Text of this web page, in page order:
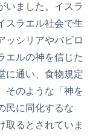
いました。イスラ
スラエル社会で生
ッシリアやバビロ
エルの神を信じた
に通い、食物規定
そのような「神を
民に同化するな
取るとされていま